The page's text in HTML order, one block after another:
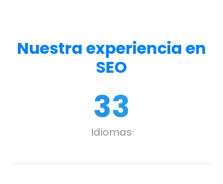
Nuestra experiencia en
SEO
33
Idiomas